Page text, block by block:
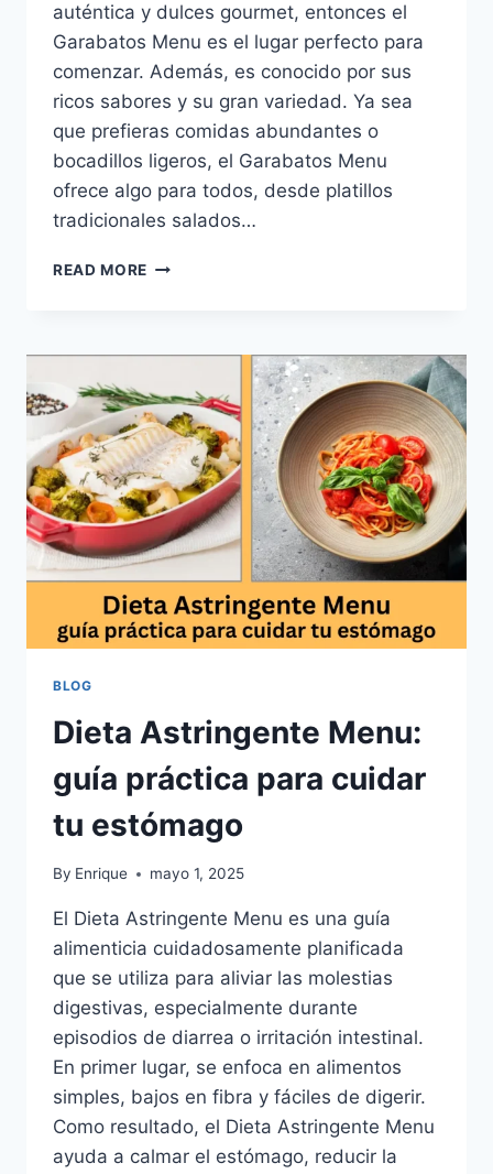
auténtica y dulces gourmet, entonces el
Garabatos Menu es el lugar perfecto para
comenzar. Además, es conocido por sus
ricos sabores y su gran variedad. Ya sea
que prefieras comidas abundantes o
bocadillos ligeros, el Garabatos Menu
ofrece algo para todos, desde platillos
tradicionales salados…
READ MORE GARABATOS
DESAYUNO,
O
CENA
BLOG
Dieta Astringente Menu:
guía práctica para cuidar
tu estómago
By Enrique mayo 1, 2025
El Dieta Astringente Menu es una guía
alimenticia cuidadosamente planificada
que se utiliza para aliviar las molestias
digestivas, especialmente durante
episodios de diarrea o irritación intestinal.
En primer lugar, se enfoca en alimentos
simples, bajos en fibra y fáciles de digerir.
Como resultado, el Dieta Astringente Menu
ayuda a calmar el estómago, reducir la